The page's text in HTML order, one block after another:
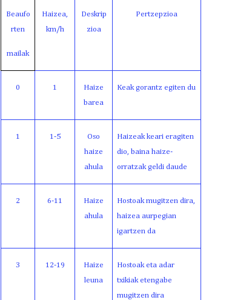
Beaufo
rten
mailak
Haizea,
km/h
Deskrip
zioa
Pertzepzioa
0 1
Haize
barea
Keak gorantz egiten du
1 1-5
Oso
haize
ahula
Haizeak keari eragiten
dio, baina haize-
orratzak geldi daude
2 6-11
Haize
ahula
Hostoak mugitzen dira,
haizea aurpegian
igartzen da
3 12-19
Haize
leuna
Hostoak eta adar
txikiak etengabe
mugitzen dira